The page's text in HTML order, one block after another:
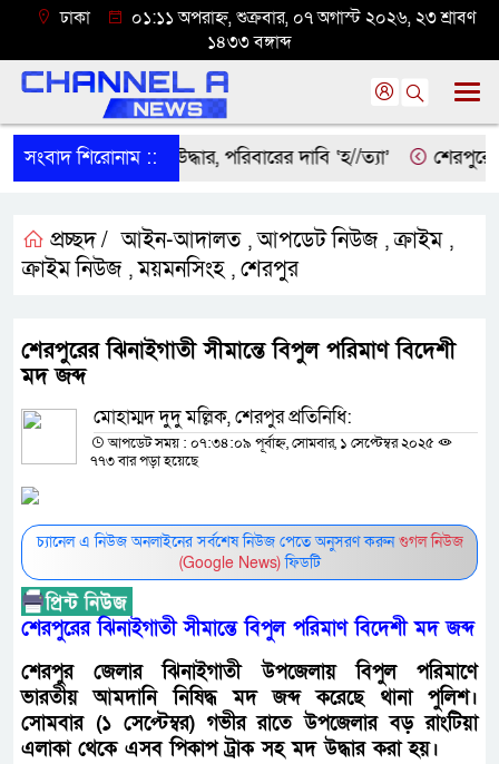
ঢাকা
০১:১১ অপরাহ্ন, শুক্রবার, ০৭ অগাস্ট ২০২৬, ২৩ শ্রাবণ
১৪৩৩ বঙ্গাব্দ
সংবাদ শিরোনাম ::
বৃদ্ধের ম’রদে’হ উদ্ধার, পরিবারের দাবি ‘হ//ত্যা’ শেরপুরের
প্রচ্ছদ / আইন-আদালত ,আপডেট নিউজ ,ক্রাইম ,
ক্রাইম নিউজ ,ময়মনসিংহ , শেরপুর
শেরপুরের ঝিনাইগাতী সীমান্তে বিপুল পরিমাণ বিদেশী
মদ জব্দ
মোহাম্মদ দুদু মল্লিক, শেরপুর প্রতিনিধি:
আপডেট সময় : ০৭:৩৪:০৯ পূর্বাহ্ন, সোমবার, ১ সেপ্টেম্বর ২০২৫
৭৭৩ বার পড়া হয়েছে
চ্যানেল এ নিউজ অনলাইনের সর্বশেষ নিউজ পেতে অনুসরণ করুনগুগল নিউজ
(Google News)ফিডটি
শেরপুরের ঝিনাইগাতী সীমান্তে বিপুল পরিমাণ বিদেশী মদ জব্দ
শেরপুর জেলার ঝিনাইগাতী উপজেলায় বিপুল পরিমাণে
ভারতীয় আমদানি নিষিদ্ধ মদ জব্দ করেছে থানা পুলিশ।
সোমবার (১ সেপ্টেম্বর) গভীর রাতে উপজেলার বড় রাংটিয়া
এলাকা থেকে এসব পিকাপ ট্রাক সহ মদ উদ্ধার করা হয়।